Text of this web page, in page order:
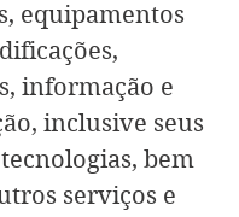
equipamentos
informação e
inclusive seus
bem
serviços e